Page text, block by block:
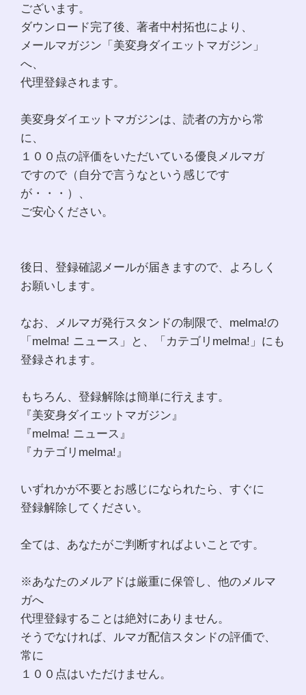
ございます。
ダウンロード完了後、著者中村拓也により、
メールマガジン「美変身ダイエットマガジン」
へ、
代理登録されます。
美変身ダイエットマガジンは、読者の方から常
に、
１００点の評価をいただいている優良メルマガ
ですので（自分で言うなという感じです
が・・・）、
ご安心ください。
後日、登録確認メールが届きますので、よろしく
お願いします。
なお、メルマガ発行スタンドの制限で、melma!の
「melma! ニュース」と、「カテゴリmelma!」にも
登録されます。
もちろん、登録解除は簡単に行えます。
『美変身ダイエットマガジン』
『melma! ニュース』
『カテゴリmelma!』
いずれかが不要とお感じになられたら、すぐに
登録解除してください。
全ては、あなたがご判断すればよいことです。
※あなたのメルアドは厳重に保管し、他のメルマ
ガへ
代理登録することは絶対にありません。
そうでなければ、ルマガ配信スタンドの評価で、
常に
１００点はいただけません。